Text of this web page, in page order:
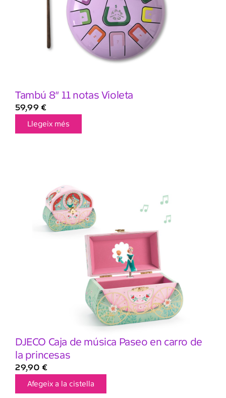
Tambú 8″ 11 notas Violeta
59,99 €
Llegeix més
DJECO Caja de música Paseo en carro de
la princesas
29,90 €
Afegeix a la cistella